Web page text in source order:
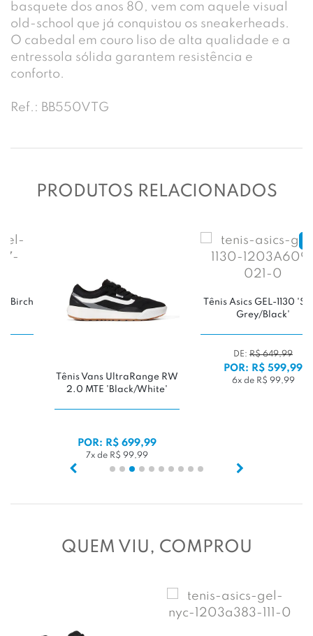
basquete dos anos 80, vem com aquele visual
old-school que já conquistou os sneakerheads.
O cabedal em couro liso de alta qualidade e a
entressola sólida garantem resistência e
conforto.
Ref.: BB550VTG
PRODUTOS RELACIONADOS
Tênis Vans UltraRange RW
2.0 MTE 'Black/White'
POR: R$ 699,99
7x de R$ 99,99
-7%
Tênis Asics GEL-1130 'Steel
Grey/Black'
R$ 649,99
POR: R$ 599,99
6x de R$ 99,99
QUEM VIU, COMPROU